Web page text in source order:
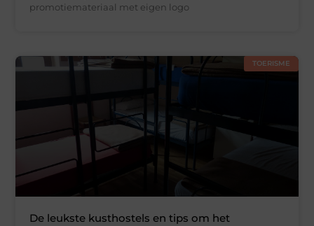
promotiemateriaal met eigen logo
TOERISME
De leukste kusthostels en tips om het